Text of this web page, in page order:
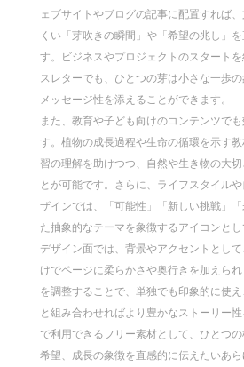
ェブサイトやブログの記事に配置すれば
くい「芽吹きの瞬間」や「希望の兆し」
す。ビジネスやプロジェクトのスタート
スレターでも、ひとつの芽は小さな一歩
メッセージ性を添えることができます。
また、教育や子ども向けのコンテンツで
す。植物の成長過程や生命の循環を示す
習の理解を助けつつ、自然や生き物の大
とが可能です。さらに、ライフスタイル
ザインでは、「可能性」「新しい挑戦」
た抽象的なテーマを象徴するアイコンとし
デザイン面では、背景やアクセントとし
けでページに柔らかさや奥行きを加えら
を調整することで、単独でも印象的に使
と組み合わせればより豊かなストーリー
で利用できるフリー素材として、ひとつ
希望、成長の象徴を直感的に伝えたいあ